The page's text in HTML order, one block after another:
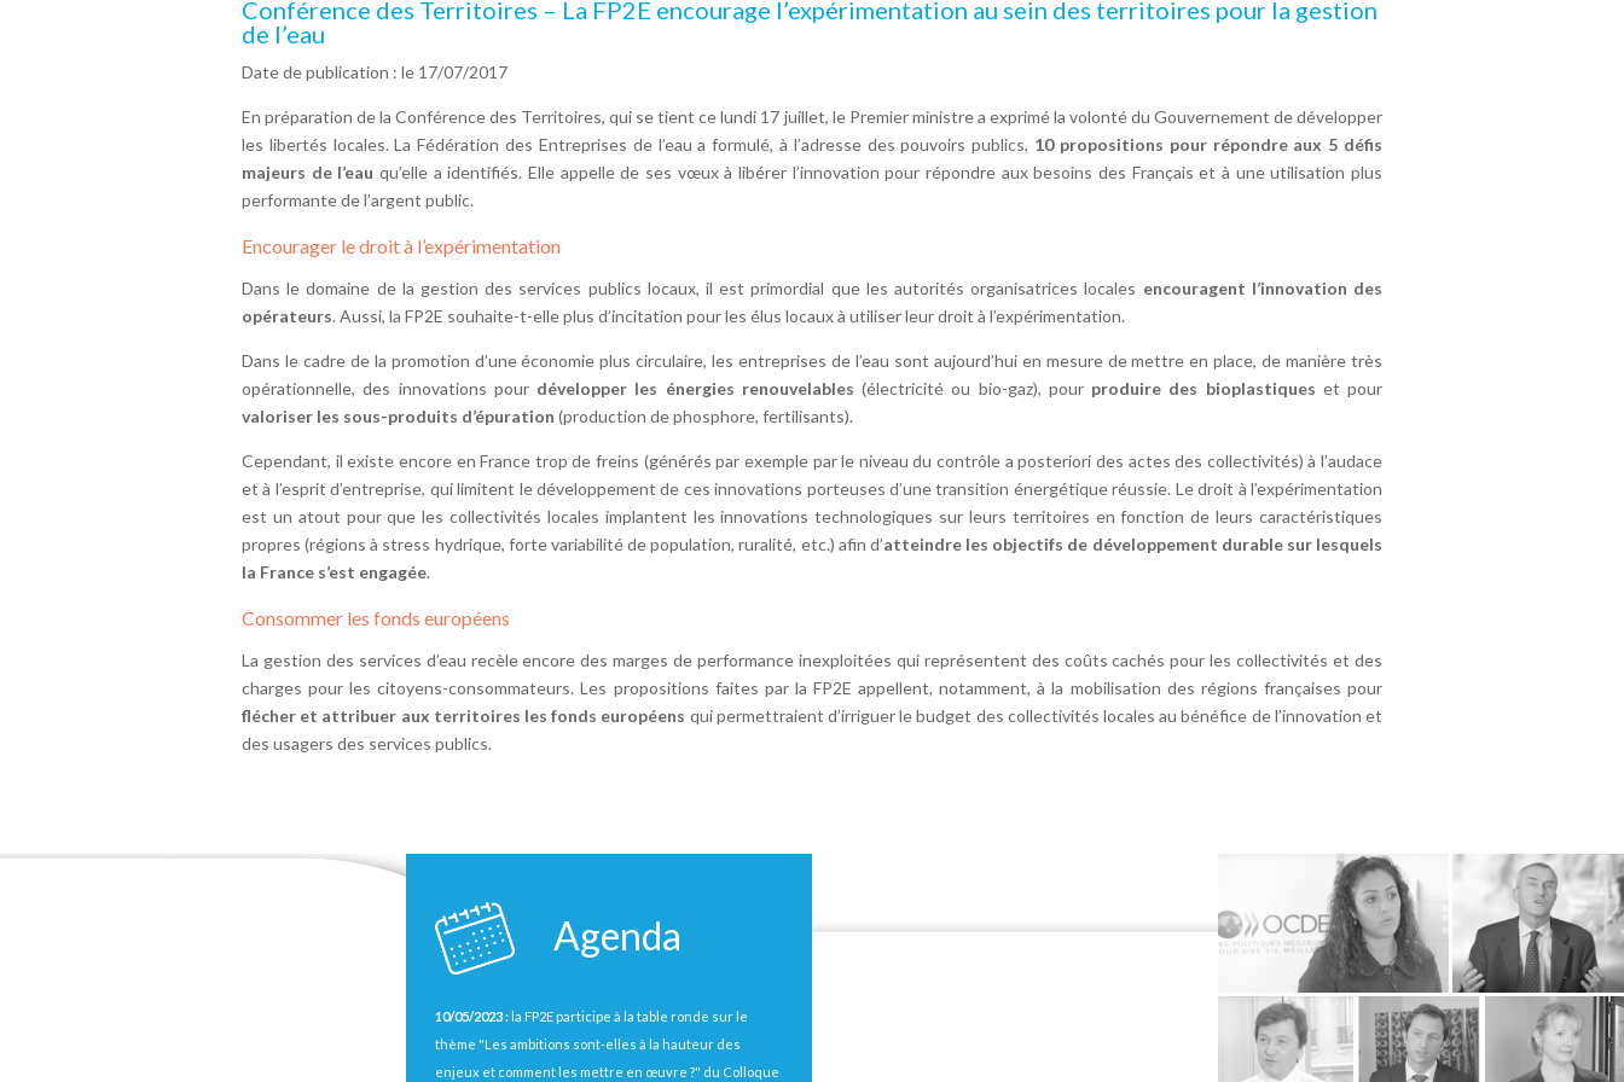
Conférence des Territoires – La FP2E encourage l’expérimentation au sein des territoires pour la gestion
de l’eau
Date de publication : le 17/07/2017
En préparation de la Conférence des Territoires, qui se tient ce lundi 17 juillet, le Premier ministre a exprimé la volonté du Gouvernement de développer
les libertés locales. La Fédération des Entreprises de l’eau a formulé, à l’adresse des pouvoirs publics, 10 propositions pour répondre aux 5 défis
majeurs de l’eau qu’elle a identifiés. Elle appelle de ses vœux à libérer l’innovation pour répondre aux besoins des Français et à une utilisation plus
performante de l’argent public.
Encourager le droit à l’expérimentation
Dans le domaine de la gestion des services publics locaux, il est primordial que les autorités organisatrices locales encouragent l’innovation des
opérateurs. Aussi, la FP2E souhaite-t-elle plus d’incitation pour les élus locaux à utiliser leur droit à l’expérimentation.
Dans le cadre de la promotion d’une économie plus circulaire, les entreprises de l’eau sont aujourd’hui en mesure de mettre en place, de manière très
opérationnelle, des innovations pour développer les énergies renouvelables (électricité ou bio-gaz), pour produire des bioplastiques et pour
valoriser les sous-produits d’épuration (production de phosphore, fertilisants).
Cependant, il existe encore en France trop de freins (générés par exemple par le niveau du contrôle a posteriori des actes des collectivités) à l’audace
et à l’esprit d’entreprise, qui limitent le développement de ces innovations porteuses d’une transition énergétique réussie. Le droit à l’expérimentation
est un atout pour que les collectivités locales implantent les innovations technologiques sur leurs territoires en fonction de leurs caractéristiques
propres (régions à stress hydrique, forte variabilité de population, ruralité, etc.) afin d’atteindre les objectifs de développement durable sur lesquels
la France s’est engagée.
Consommer les fonds européens
La gestion des services d’eau recèle encore des marges de performance inexploitées qui représentent des coûts cachés pour les collectivités et des
charges pour les citoyens-consommateurs. Les propositions faites par la FP2E appellent, notamment, à la mobilisation des régions françaises pour
flécher et attribuer aux territoires les fonds européens qui permettraient d’irriguer le budget des collectivités locales au bénéfice de l’innovation et
des usagers des services publics.